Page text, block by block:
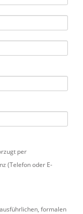
per
(Telefon oder E-
formalen